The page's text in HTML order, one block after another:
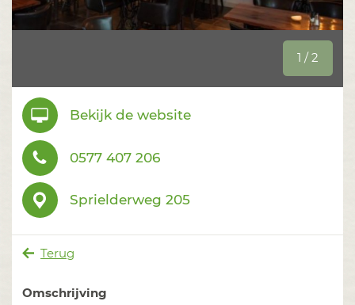
1 / 2
Bekijk de website
0577 407 206
Sprielderweg 205
Terug
Omschrijving